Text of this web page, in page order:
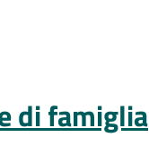
di famiglia